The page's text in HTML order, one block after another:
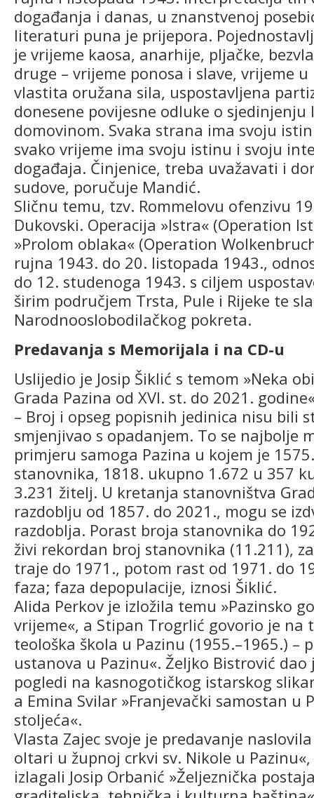
događanja i danas, u znanstvenoj
literaturi puna je prijepora.
je vrijeme kaosa, anarhije, pljačke,
druge – vrijeme ponosa i slave, vrijeme
vlastita oružana sila, uspostavljena
donesene povijesne odluke o sjedinjenju
domovinom. Svaka strana ima svoju
svako vrijeme ima svoju istinu i svoju
događaja. Činjenice, treba uvažavati i
sudove, poručuje Mandić.
Sličnu temu, tzv. Rommelovu ofenzivu
Dukovski. Operacija »Istra« (Operation
»Prolom oblaka« (Operation
rujna 1943. do 20. listopada 1943.,
do 12. studenoga 1943. s ciljem
širim područjem Trsta, Pule i Rijeke te
Narodnooslobodilačkog pokreta.
Predavanja s Memorijala i na CD-u
Uslijedio je Josip Šiklić s temom »Neka
Grada Pazina od XVI. st. do 2021.
– Broj i opseg popisnih jedinica nisu bili
smjenjivao s opadanjem. To se najbolje
primjeru samoga Pazina u kojem je
stanovnika, 1818. ukupno 1.672 u 357
3.231 žitelj. U kretanja stanovništva
razdoblju od 1857. do 2021., mogu se
razdoblja. Porast broja stanovnika do
živi rekordan broj stanovnika (11.211),
traje do 1971., potom rast od 1971. do
faza; faza depopulacije, iznosi Šiklić.
Alida Perkov je izložila temu »Pazinsko
vrijeme«, a Stipan Trogrlić govorio je na
teološka škola u Pazinu (1955.–1965.) –
ustanova u Pazinu«. Željko Bistrović dao
pogledi na kasnogotičkog istarskog
a Emina Svilar »Franjevački samostan u
stoljeća«.
Vlasta Zajec svoje je predavanje
oltari u župnoj crkvi sv. Nikole u
izlagali Josip Orbanić »Željeznička